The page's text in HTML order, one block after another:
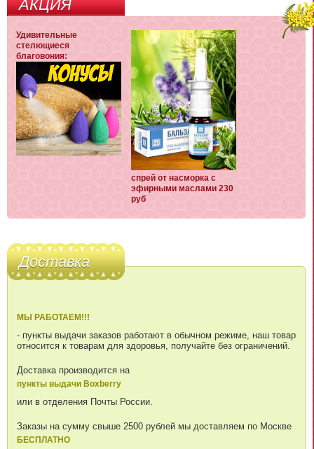
АКЦИЯ
Удивительные
стелющиеся
благовония:
спрей от насморка с
эфирными маслами 230
руб
Доставка
МЫ РАБОТАЕМ!!!
- пункты выдачи заказов работают в обычном режиме, наш товар
относится к товарам для здоровья, получайте без ограничений.
Доставка производится на
пункты выдачи Boxberry
или в отделения Почты России.
Заказы на сумму свыше 2500 рублей мы доставляем по Москве
БЕСПЛАТНО